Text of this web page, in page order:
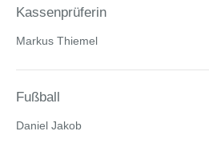
Kassenprüferin
Markus Thiemel
Fußball
Daniel Jakob